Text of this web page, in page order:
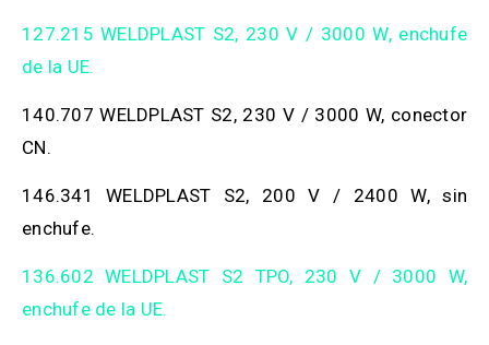
127.215 WELDPLAST S2, 230 V / 3000 W, enchufe
de la UE.
140.707 WELDPLAST S2, 230 V / 3000 W, conector
CN.
146.341 WELDPLAST S2, 200 V / 2400 W, sin
enchufe.
136.602 WELDPLAST S2 TPO, 230 V / 3000 W,
enchufe de la UE.